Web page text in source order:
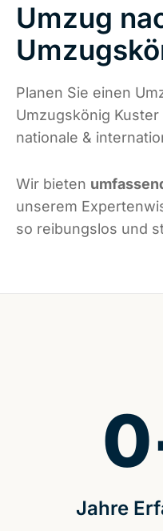
Umzug
Planen Sie einen
Umzugskönig
nationale &
Wir bieten
unserem
so reibungslos und
Jahre
0